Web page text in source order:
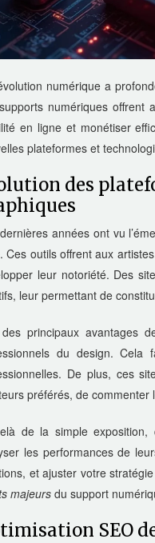
numérique a
numériques offrent
en ligne et monétiser
plateformes et
des
années ont vu
Ces outils offrent aux
leur notoriété. Des
leur permettant de
des principaux avantages
du design. Cela
De plus, ces
préférés, de
de la simple
les performances de
et ajuster votre
majeurs du support
SEO